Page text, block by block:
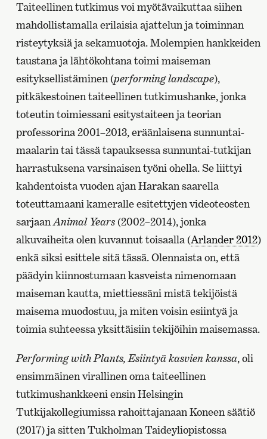
Taiteellinen tutkimus voi myötävaikuttaa siihen
mahdollistamalla erilaisia ajattelun ja toiminnan
risteytyksiä ja sekamuotoja. Molempien hankkeiden
taustana ja lähtökohtana toimi maiseman
esityksellistäminen (performing landscape),
pitkäkestoinen taiteellinen tutkimushanke, jonka
toteutin toimiessani esitystaiteen ja teorian
professorina 2001–2013, eräänlaisena sunnuntai-
maalarin tai tässä tapauksessa sunnuntai-tutkijan
harrastuksena varsinaisen työni ohella. Se liittyi
kahdentoista vuoden ajan Harakan saarella
toteuttamaani kameralle esitettyjen videoteosten
sarjaan Animal Years (2002–2014), jonka
alkuvaiheita olen kuvannut toisaalla (Arlander 2012)
enkä siksi esittele sitä tässä. Olennaista on, että
päädyin kiinnostumaan kasveista nimenomaan
maiseman kautta, miettiessäni mistä tekijöistä
maisema muodostuu, ja miten voisin esiintyä ja
toimia suhteessa yksittäisiin tekijöihin maisemassa.
Performing with Plants, Esiintyä kasvien kanssa, oli
ensimmäinen virallinen oma taiteellinen
tutkimushankkeeni ensin Helsingin
Tutkijakollegiumissa rahoittajanaan Koneen säätiö
(2017) ja sitten Tukholman Taideyliopistossa